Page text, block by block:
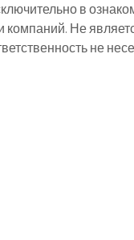
в
компаний. Не
не